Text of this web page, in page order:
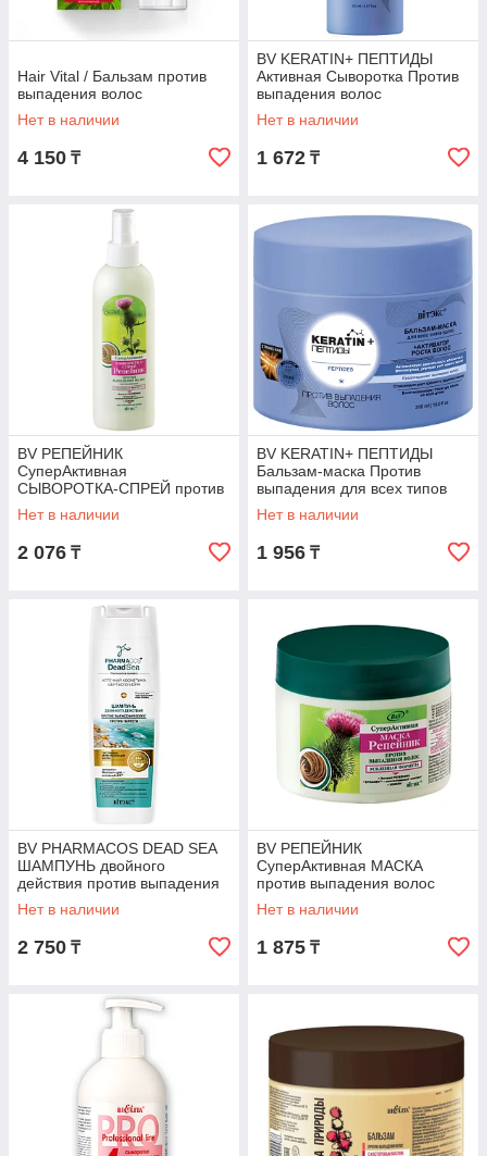
Hair Vital / Бальзам против
выпадения волос
Нет в наличии
4 150 ₸
BV KERATIN+ ПЕПТИДЫ
Активная Сыворотка Против
выпадения волос
Несмываемая 170 мл
Нет в наличии
1 672 ₸
BV РЕПЕЙНИК
СуперАктивная
СЫВОРОТКА-СПРЕЙ против
выпадения волос
несмываемая 200 мл
Нет в наличии
2 076 ₸
BV KERATIN+ ПЕПТИДЫ
Бальзам-маска Против
выпадения для всех типов
волос 300 мл
Нет в наличии
1 956 ₸
BV PHARMACOS DEAD SEA
ШАМПУНЬ двойного
действия против выпадения
волос, против перхоти 400
мл
Нет в наличии
2 750 ₸
BV РЕПЕЙНИК
СуперАктивная МАСКА
против выпадения волос
смываемая 300 мл
Нет в наличии
1 875 ₸